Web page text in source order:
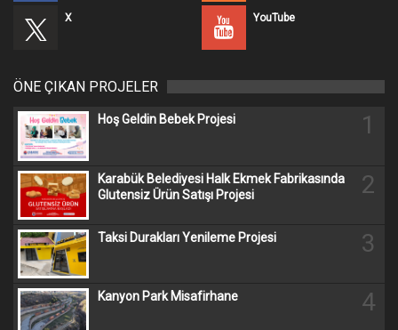
X YouTube
ÖNE ÇIKAN PROJELER
Hoş Geldin Bebek Projesi 1
Karabük Belediyesi Halk Ekmek Fabrikasında
Glutensiz Ürün Satışı Projesi
2
Taksi Durakları Yenileme Projesi 3
Kanyon Park Misafirhane 4